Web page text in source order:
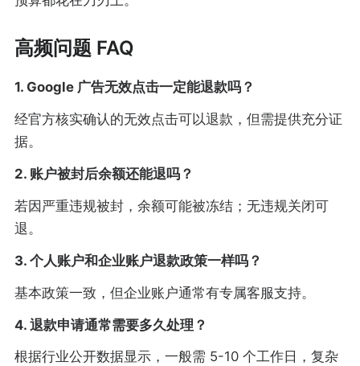
高频问题 FAQ
1. Google 广告无效点击一定能退款吗？
经官方核实确认的无效点击可以退款，但需提供充分证
据。
2. 账户被封后余额还能退吗？
若因严重违规被封，余额可能被冻结；无违规关闭可
退。
3. 个人账户和企业账户退款政策一样吗？
基本政策一致，但企业账户通常有专属客服支持。
4. 退款申请通常需要多久处理？
根据行业公开数据显示，一般需 5-10 个工作日，复杂